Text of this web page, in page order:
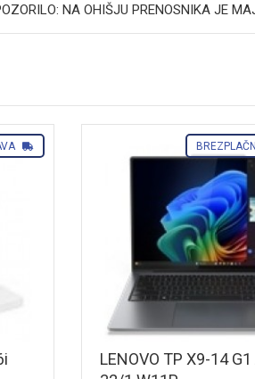
NA OHIŠJU PRENOSNIKA JE
LENOVO TP X9-14